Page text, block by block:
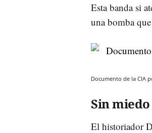
Esta banda si
una bomba
Documento de la CIA
Sin
El historiador